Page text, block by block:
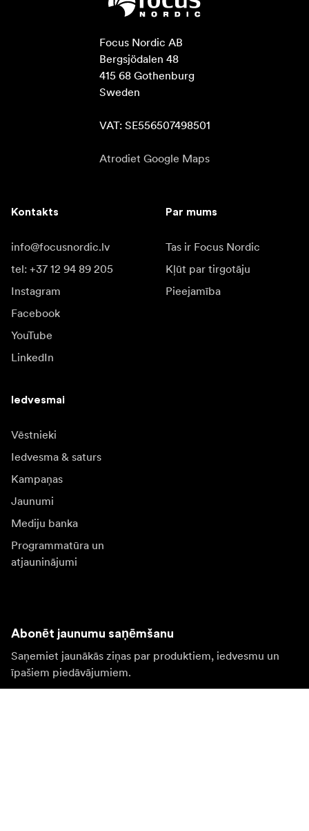
Focus Nordic AB
Bergsjödalen 48
415 68 Gothenburg
Sweden
VAT: SE556507498501
Atrodiet Google Maps
Kontakts
info@focusnordic.lv
tel: +37 12 94 89 205
Instagram
Facebook
YouTube
LinkedIn
Par mums
Tas ir Focus Nordic
Kļūt par tirgotāju
Pieejamība
Iedvesmai
Vēstnieki
Iedvesma & saturs
Kampaņas
Jaunumi
Mediju banka
Programmatūra un
atjauninājumi
Abonēt jaunumu saņēmšanu
Saņemiet jaunākās ziņas par produktiem, iedvesmu un
īpašiem piedāvājumiem.